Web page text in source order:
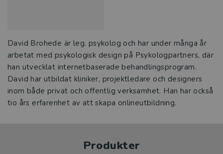
David Brohede är leg. psykolog och har under många år
arbetat med psykologisk design på Psykologpartners, där
han utvecklat internetbaserade behandlingsprogram.
David har utbildat kliniker, projektledare och designers
inom både privat och offentlig verksamhet. Han har också
tio års erfarenhet av att skapa onlineutbildning.
Produkter